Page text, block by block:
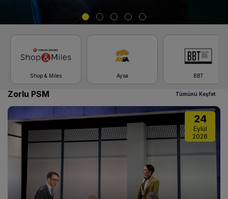
Shop & Miles Aysa BBT
Zorlu PSM Tümünü Keşfet
24
Eylül
2026